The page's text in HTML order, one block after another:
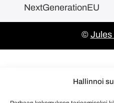
Hallinnoi
NextGenerationEU
© Jules